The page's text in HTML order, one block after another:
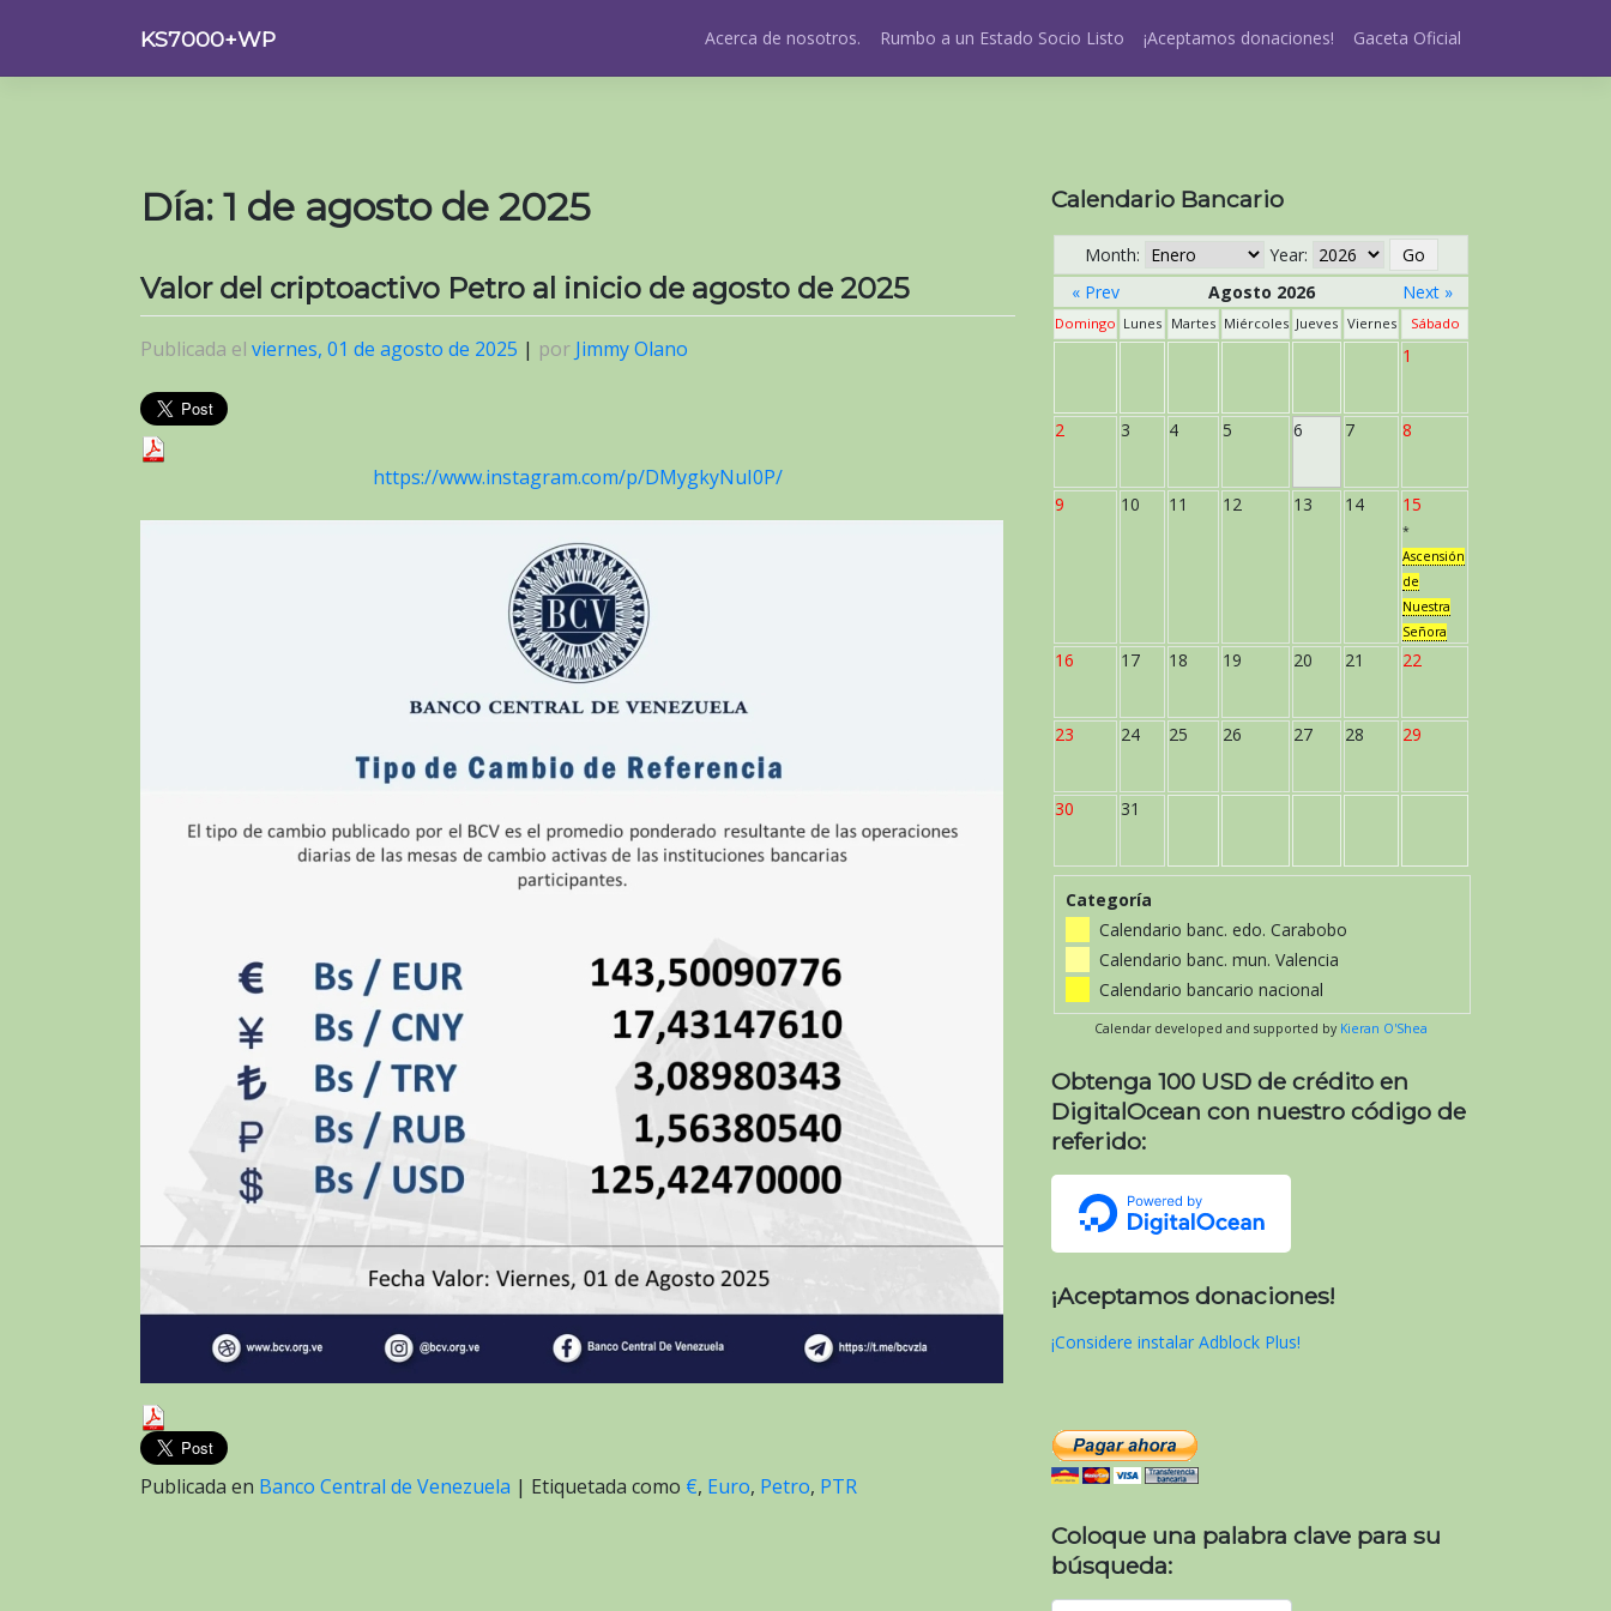
contenido
KS7000+WP Acerca de nosotros. Rumbo a un Estado Socio Listo ¡Aceptamos donaciones! Gaceta Oficial
Día: 1 de agosto de 2025
Valor del criptoactivo Petro al inicio de agosto de 2025
Publicada el viernes, 01 de agosto de 2025 | por Jimmy Olano
https://www.instagram.com/p/DMygkyNuI0P/
Publicada en Banco Central de Venezuela | Etiquetada como €, Euro, Petro, PTR
Calendario Bancario
Month:
Year:
« Prev
Agosto 2026 Next »
Domingo Lunes Martes Miércoles Jueves Viernes Sábado
1
2 3 4 5 6 7 8
9 10 11 12 13 14 15
*
Ascensión
de
Nuestra
Señora
16 17 18 19 20 21 22
23 24 25 26 27 28 29
30 31
Categoría
Calendario banc. edo. Carabobo
Calendario banc. mun. Valencia
Calendario bancario nacional
Calendar developed and supported by Kieran O'Shea
Obtenga 100 USD de crédito en
DigitalOcean con nuestro código de
referido:
¡Aceptamos donaciones!
¡Considere instalar Adblock Plus!
Coloque una palabra clave para su
búsqueda: